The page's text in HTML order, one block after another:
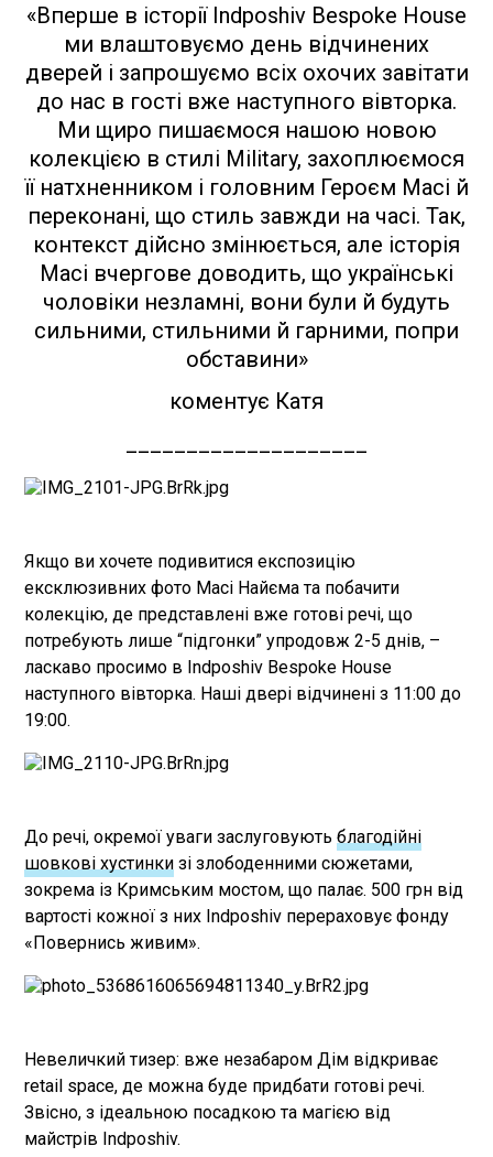
«Вперше в історії Indposhiv Bespoke House
ми влаштовуємо день відчинених
дверей і запрошуємо всіх охочих завітати
до нас в гості вже наступного вівторка.
Ми щиро пишаємося нашою новою
колекцією в стилі Military, захоплюємося
її натхненником і головним Героєм Масі й
переконані, що стиль завжди на часі. Так,
контекст дійсно змінюється, але історія
Масі вчергове доводить, що українські
чоловіки незламні, вони були й будуть
сильними, стильними й гарними, попри
обставини‎»
коментує Катя
Якщо ви хочете подивитися експозицію
ексклюзивних фото Масі Найєма та побачити
колекцію, де представлені вже готові речі, що
потребують лише “підгонки” упродовж 2-5 днів, –
ласкаво просимо в Indposhiv Bespoke House
наступного вівторка. Наші двері відчинені з 11:00 до
19:00.
До речі, окремої уваги заслуговуютьблагодійні
шовкові хустинки зі злободенними сюжетами,
зокрема із Кримським мостом, що палає. 500 грн від
вартості кожної з них Indposhiv перераховує фонду
«‎Повернись живим‎».
Невеличкий тизер: вже незабаром Дім відкриває
retail space, де можна буде придбати готові речі.
Звісно, з ідеальною посадкою та магією від
майстрів Indposhiv.